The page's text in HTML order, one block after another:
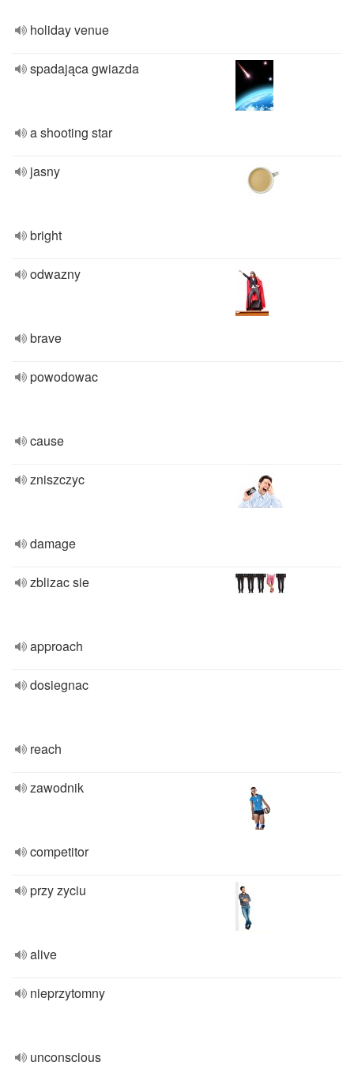
holiday venue
spadająca gwiazda
a shooting star
jasny
bright
odwazny
brave
powodowac
cause
zniszczyc
damage
zblizac sie
approach
dosiegnac
reach
zawodnik
competitor
przy zyciu
alive
nieprzytomny
unconscious